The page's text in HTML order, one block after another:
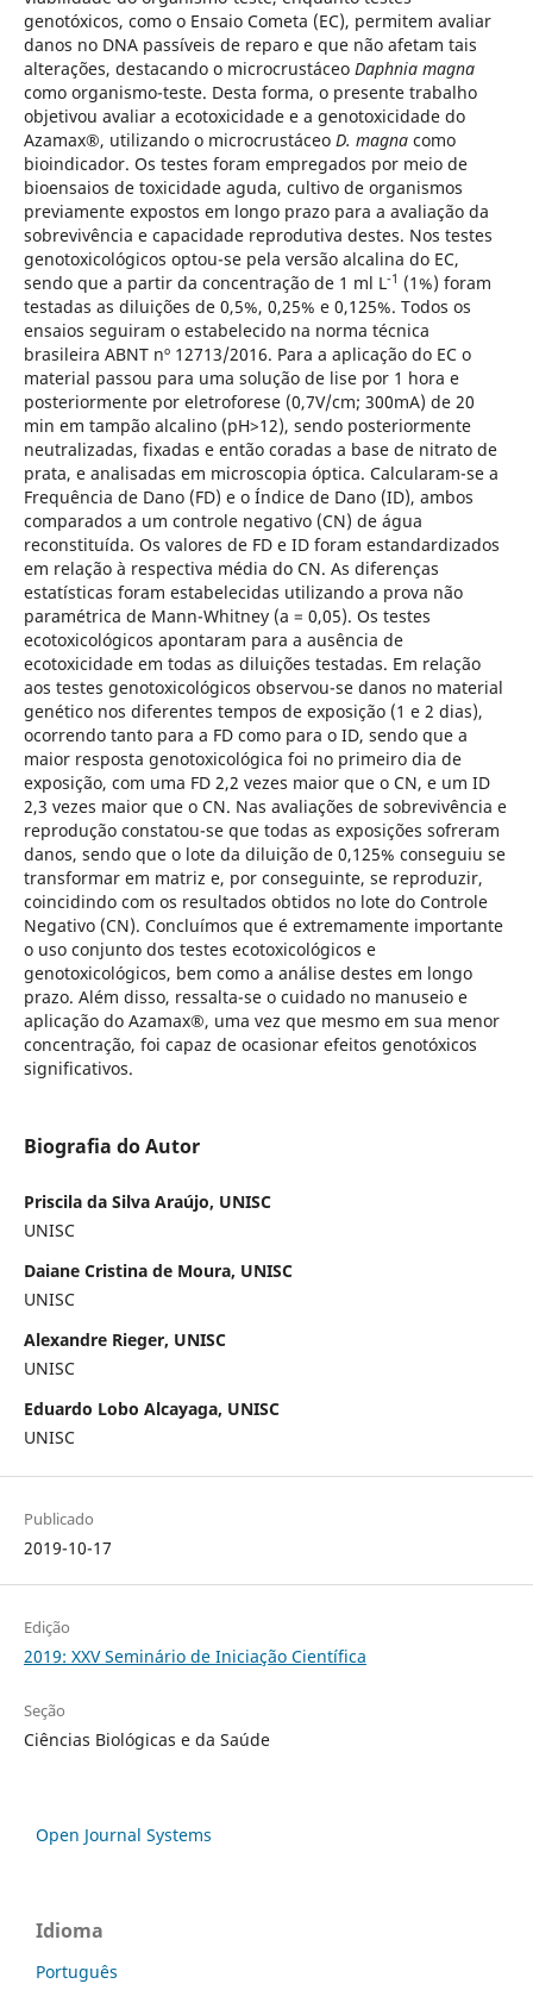
genotóxicos, como o Ensaio Cometa (EC), permitem avaliar
danos no DNA passíveis de reparo e que não afetam tais
alterações, destacando o microcrustáceo Daphnia magna
como organismo-teste. Desta forma, o presente trabalho
objetivou avaliar a ecotoxicidade e a genotoxicidade do
Azamax®, utilizando o microcrustáceo D. magnacomo
bioindicador. Os testes foram empregados por meio de
bioensaios de toxicidade aguda, cultivo de organismos
previamente expostos em longo prazo para a avaliação da
sobrevivência e capacidade reprodutiva destes. Nos testes
genotoxicológicos optou-se pela versão alcalina do EC,
sendo que a partir da concentração de 1 ml L-1 (1%) foram
testadas as diluições de 0,5%, 0,25% e 0,125%. Todos os
ensaios seguiram o estabelecido na norma técnica
brasileira ABNT nº 12713/2016. Para a aplicação do EC o
material passou para uma solução de lise por 1 hora e
posteriormente por eletroforese (0,7V/cm; 300mA) de 20
min em tampão alcalino (pH>12), sendo posteriormente
neutralizadas, fixadas e então coradas a base de nitrato de
prata, e analisadas em microscopia óptica. Calcularam-se a
Frequência de Dano (FD) e o Índice de Dano (ID), ambos
comparados a um controle negativo (CN) de água
reconstituída. Os valores de FD e ID foram estandardizados
em relação à respectiva média do CN. As diferenças
estatísticas foram estabelecidas utilizando a prova não
paramétrica de Mann-Whitney (a = 0,05). Os testes
ecotoxicológicos apontaram para a ausência de
ecotoxicidade em todas as diluições testadas. Em relação
aos testes genotoxicológicos observou-se danos no material
genético nos diferentes tempos de exposição (1 e 2 dias),
ocorrendo tanto para a FD como para o ID, sendo que a
maior resposta genotoxicológica foi no primeiro dia de
exposição, com uma FD 2,2 vezes maior que o CN, e um ID
2,3 vezes maior que o CN. Nas avaliações de sobrevivência e
reprodução constatou-se que todas as exposições sofreram
danos, sendo que o lote da diluição de 0,125% conseguiu se
transformar em matriz e, por conseguinte, se reproduzir,
coincidindo com os resultados obtidos no lote do Controle
Negativo (CN). Concluímos que é extremamente importante
o uso conjunto dos testes ecotoxicológicos e
genotoxicológicos, bem como a análise destes em longo
prazo. Além disso, ressalta-se o cuidado no manuseio e
aplicação do Azamax®, uma vez que mesmo em sua menor
concentração, foi capaz de ocasionar efeitos genotóxicos
significativos.
Biografia do Autor
Priscila da Silva Araújo, UNISC
UNISC
Daiane Cristina de Moura, UNISC
UNISC
Alexandre Rieger, UNISC
UNISC
Eduardo Lobo Alcayaga, UNISC
UNISC
Publicado
2019-10-17
Edição
2019: XXV Seminário de Iniciação Científica
Seção
Ciências Biológicas e da Saúde
Open Journal Systems
Idioma
Português